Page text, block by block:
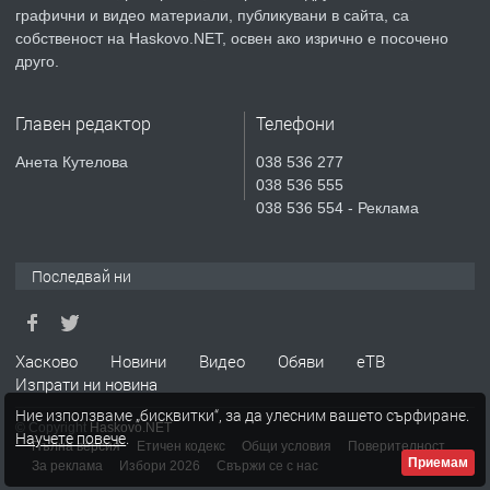
ПРЕДЛАГА СГЛОБЯВАНЕ НА МЕБЕЛИ.
№4119 Едностаен обзаведен
преди 2 дни
графични и видео материали, публикувани в сайта, са
собственост на Haskovo.NET, освен ако изрично е посочено
друго.
Главен редактор
Анета Кутелова
Телефони
038 536 277
038 536 555
038 536 554 - Реклама
Последвай ни
Хасково Новини Видео Обяви
еТВ
Изпрати ни новина
© Copyright Haskovo.NET
Пълна версия
Етичен кодекс Общи условия
Поверителност
За реклама
Избори 2026 Свържи се с нас
Ние използваме „бисквитки“, за да улесним вашето сърфиране.
Научете повече.
Приемам